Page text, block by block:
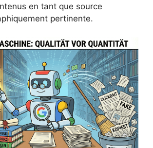
en tant que source
pertinente.